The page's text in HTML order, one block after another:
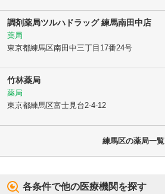
調剤薬局ツルハドラッグ 練馬南田中店
薬局
東京都練馬区南田中三丁目17番24号
竹林薬局
薬局
東京都練馬区富士見台2-4-12
練馬区の薬局一覧
各条件で他の医療機関を探す